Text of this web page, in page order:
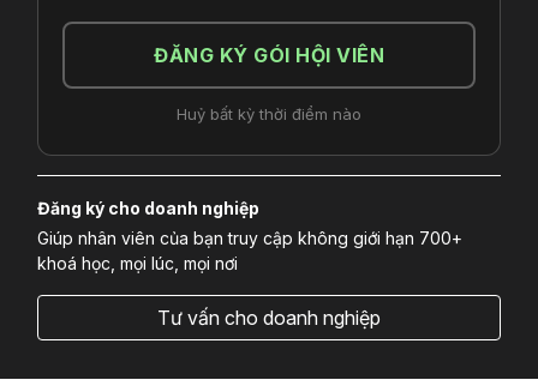
ĐĂNG KÝ GÓI HỘI VIÊN
Huỷ bất kỳ thời điểm nào
Đăng ký cho doanh nghiệp
Giúp nhân viên của bạn truy cập không giới hạn 700+
khoá học, mọi lúc, mọi nơi
Tư vấn cho doanh nghiệp